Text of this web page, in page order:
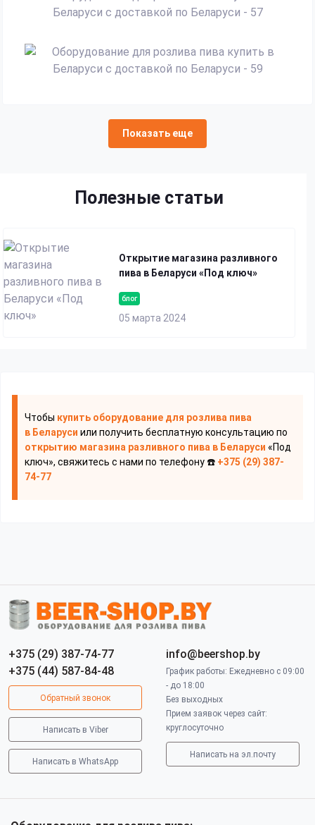
Показать еще
Полезные статьи
блог
05 марта 2024
Открытие магазина разливного
пива в Беларуси «Под ключ»
Чтобы купить оборудование для розлива пива
в Беларуси или получить бесплатную консультацию по
открытию магазина разливного пива в Беларуси «Под
ключ», свяжитесь с нами по телефону ☎️ +375 (29) 387-
74-77
+375 (29) 387-74-77
+375 (44) 587-84-48
Обратный звонок
Написать в Viber
Написать в WhatsApp
info@beershop.by
График работы: Ежедневно с 09:00
- до 18:00
Без выходных
Прием заявок через сайт:
круглосуточно
Написать на эл.почту